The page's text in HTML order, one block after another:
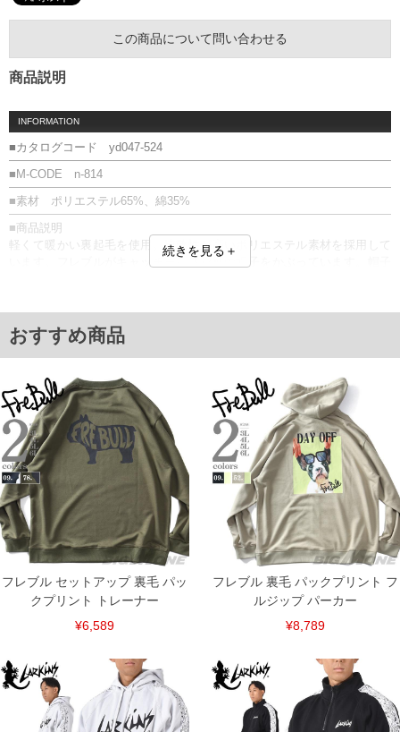
この商品について問い合わせる
商品説明
INFORMATION
■カタログコード yd047-524
■M-CODE n-814
■素材 ポリエステル65%、綿35%
■商品説明
軽くて暖かい裏起毛を使用。速乾性が高いポリエステル素材を採用して
います。フレブルがキャッチーな迷彩柄の帽子をかぶっています。帽子
サイズ/肩幅/袖丈/胸囲/着丈
3L/58/62/130/78
4L/60/63/136/80
6L/64/64/148/84
単位はcm
※【返品交換について】
返品交換希望の方は、商品到着後1週間以内にご連絡ください。
下着(肌着)やワイシャツは商品の性質上、返品交換不可とさせて頂いております。予め
ご了承くださいませ。
※【ボトムの裾上げをご希望の場合】
裾上げ料金は500円+税となります。
備考欄に股下●cmとご記入下さい。（裾上げ無料対象商品は1本につき税込6,000円以
上の品が対象。1本5,999円以下の商品は有料（500円+税）となります。）
出荷まで約1週間～20日間程お時間を頂く場合がございます。
一部、お直しに対応出来ない商品がございます。(例：裾にファスナーや調節ひもが付
いている、極端なデザインが施されている等)
※商品によって若干のサイズの誤差がございます。また、お客様がご使用の環境（コ
※当店での掲載商品は、実店鋪と在庫を共用しておりますので店頭での売り違い、店
舗からのお取り寄せ等により、お客様にご迷惑をお掛けしてしまう場合がございま
す。そのようなことがない様最大限に努めておりますが、もしあった場合速やかにご
連絡させて頂きますので予めご了承ください。
続きを見る＋
おすすめ商品
フレブル セットアップ 裏毛 パッ
クプリント トレーナー
¥6,589
フレブル 裏毛 パックプリント フ
ルジップ パーカー
¥8,789